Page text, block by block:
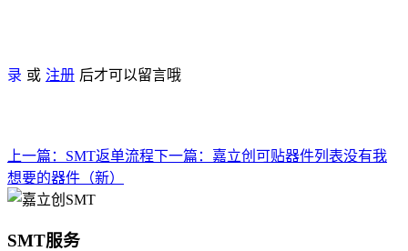
录 或 注册 后才可以留言哦
上一篇： SMT返单流程下一篇： 嘉立创可贴器件列表没有我
想要的器件（新）
SMT服务